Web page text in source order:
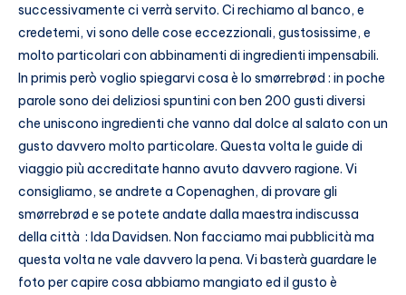
successivamente ci verrà servito. Ci rechiamo al banco, e
credetemi, vi sono delle cose eccezzionali, gustosissime, e
molto particolari con abbinamenti di ingredienti impensabili.
In primis però voglio spiegarvi cosa è lo smørrebrød : in poche
parole sono dei deliziosi spuntini con ben 200 gusti diversi
che uniscono ingredienti che vanno dal dolce al salato con un
gusto davvero molto particolare. Questa volta le guide di
viaggio più accreditate hanno avuto davvero ragione. Vi
consigliamo, se andrete a Copenaghen, di provare gli
smørrebrød e se potete andate dalla maestra indiscussa
della città : Ida Davidsen. Non facciamo mai pubblicità ma
questa volta ne vale davvero la pena. Vi basterà guardare le
foto per capire cosa abbiamo mangiato ed il gusto è